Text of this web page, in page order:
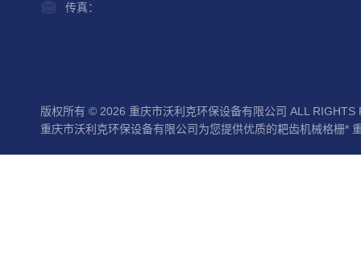
传真：
版权所有 © 2026 重庆市沃利克环保设备有限公司 ALL RIGHTS
重庆市沃利克环保设备有限公司为您提供优质的耙齿机械格栅*